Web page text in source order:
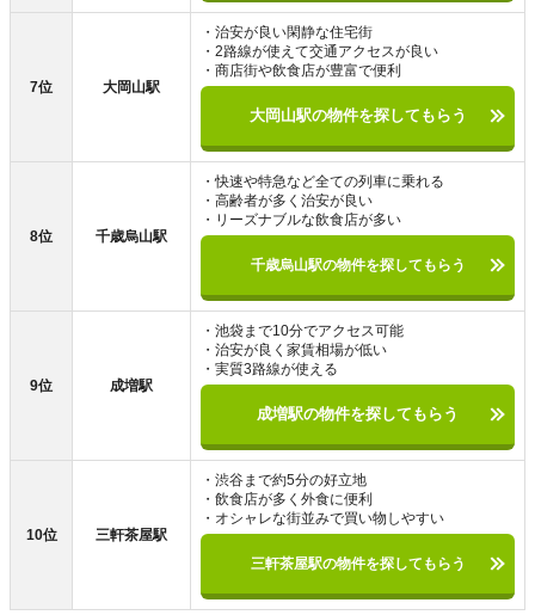
7位 大岡山駅
・治安が良い閑静な住宅街
・2路線が使えて交通アクセスが良い
・商店街や飲食店が豊富で便利
大岡山駅の物件を探してもらう
8位 千歳烏山駅
・快速や特急など全ての列車に乗れる
・高齢者が多く治安が良い
・リーズナブルな飲食店が多い
千歳烏山駅の物件を探してもらう
9位 成増駅
・池袋まで10分でアクセス可能
・治安が良く家賃相場が低い
・実質3路線が使える
成増駅の物件を探してもらう
10位 三軒茶屋駅
・渋谷まで約5分の好立地
・飲食店が多く外食に便利
・オシャレな街並みで買い物しやすい
三軒茶屋駅の物件を探してもらう